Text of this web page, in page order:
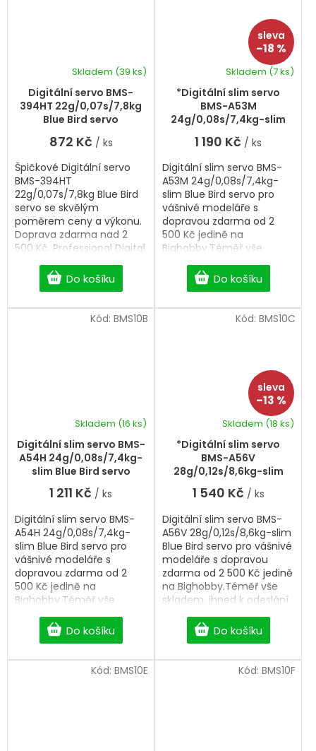
Digitální servo BMS-
394HT 22g/0,07s/7,8kg
Blue Bird servo
Skladem (39 ks)
872 Kč / ks
Do košíku
Špičkové Digitální servo
BMS-394HT
22g/0,07s/7,8kg Blue Bird
servo se skvělým
poměrem ceny a výkonu.
Doprava zdarma nad 2
500 Kč. Professional Digital
servo.
–18 %
*Digitální slim servo
BMS-A53M
24g/0,08s/7,4kg-slim
Blue Bird servo
Skladem (7 ks)
1 190 Kč / ks
Do košíku
Digitální slim servo BMS-
A53M 24g/0,08s/7,4kg-
slim Blue Bird servo pro
vášnivé modeláře s
dopravou zdarma od 2
500 Kč jedině na
Bighobby.Téměř vše
skladem, ihned k odeslání.
Professional Digital Slim
servo.
Digitální slim servo BMS-
A54H 24g/0,08s/7,4kg-
slim Blue Bird servo
Skladem (16 ks)
1 211 Kč / ks
Do košíku
Digitální slim servo BMS-
A54H 24g/0,08s/7,4kg-
slim Blue Bird servo pro
vášnivé modeláře s
dopravou zdarma od 2
500 Kč jedině na
Bighobby.Téměř vše
Professional Digital Slim
servo.
Kód: BMS10B
–13 %
*Digitální slim servo
BMS-A56V
28g/0,12s/8,6kg-slim
Blue Bird servo
Skladem (18 ks)
1 540 Kč / ks
Do košíku
Digitální slim servo BMS-
A56V 28g/0,12s/8,6kg-slim
Blue Bird servo pro vášnivé
modeláře s dopravou
zdarma od 2 500 Kč jedině
na Bighobby.Téměř vše
skladem, ihned k odeslání.
Kód: BMS10C
Kód: BMS10E Kód: BMS10F